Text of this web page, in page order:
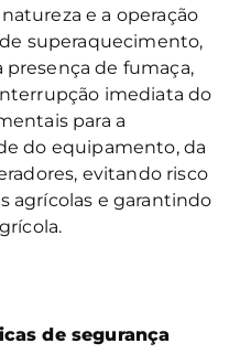
e a operação
superaquecimento,
de fumaça,
imediata do
para a
do equipamento, da
evitando risco
agrícolas e garantindo
de segurança